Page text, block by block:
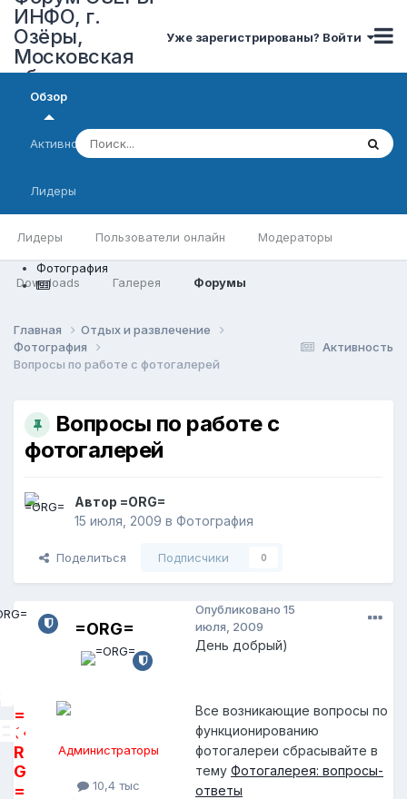
ИНФО, г.
Озёры,
Московская
область
Уже зарегистрированы? Войти
Обзор
Лидеры Пользователи онлайн Модераторы
Downloads Галерея Форумы
Активность
Лидеры
Фотография
Активность
Главная
Отдых и развлечение
Фотография
Вопросы по работе с фотогалерей
Вопросы по работе с
фотогалерей
Автор =ORG=
15 июля, 2009 в Фотография
Поделиться Подписчики 0
=
O
R
G
=
=ORG=
Администраторы
10,4 тыс
Опубликовано 15
июля, 2009
День добрый)
Все возникающие вопросы по
функционированию
фотогалереи сбрасывайте в
тему Фотогалерея: вопросы-
ответы